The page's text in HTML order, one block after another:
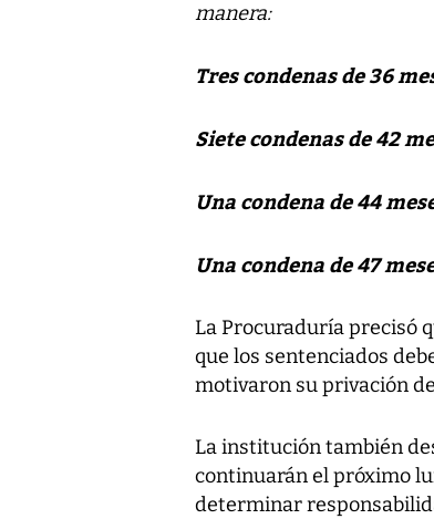
manera:
Tres condenas de 36
Siete condenas de 42
Una condena de 44
Una condena de 47
La Procuraduría precisó
que los sentenciados
motivaron su privación
La institución también
continuarán el próximo
determinar